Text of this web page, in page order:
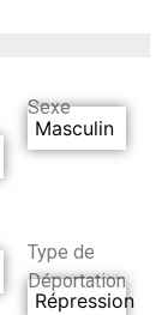
Sexe
Masculin
Type de
Déportation
Répression